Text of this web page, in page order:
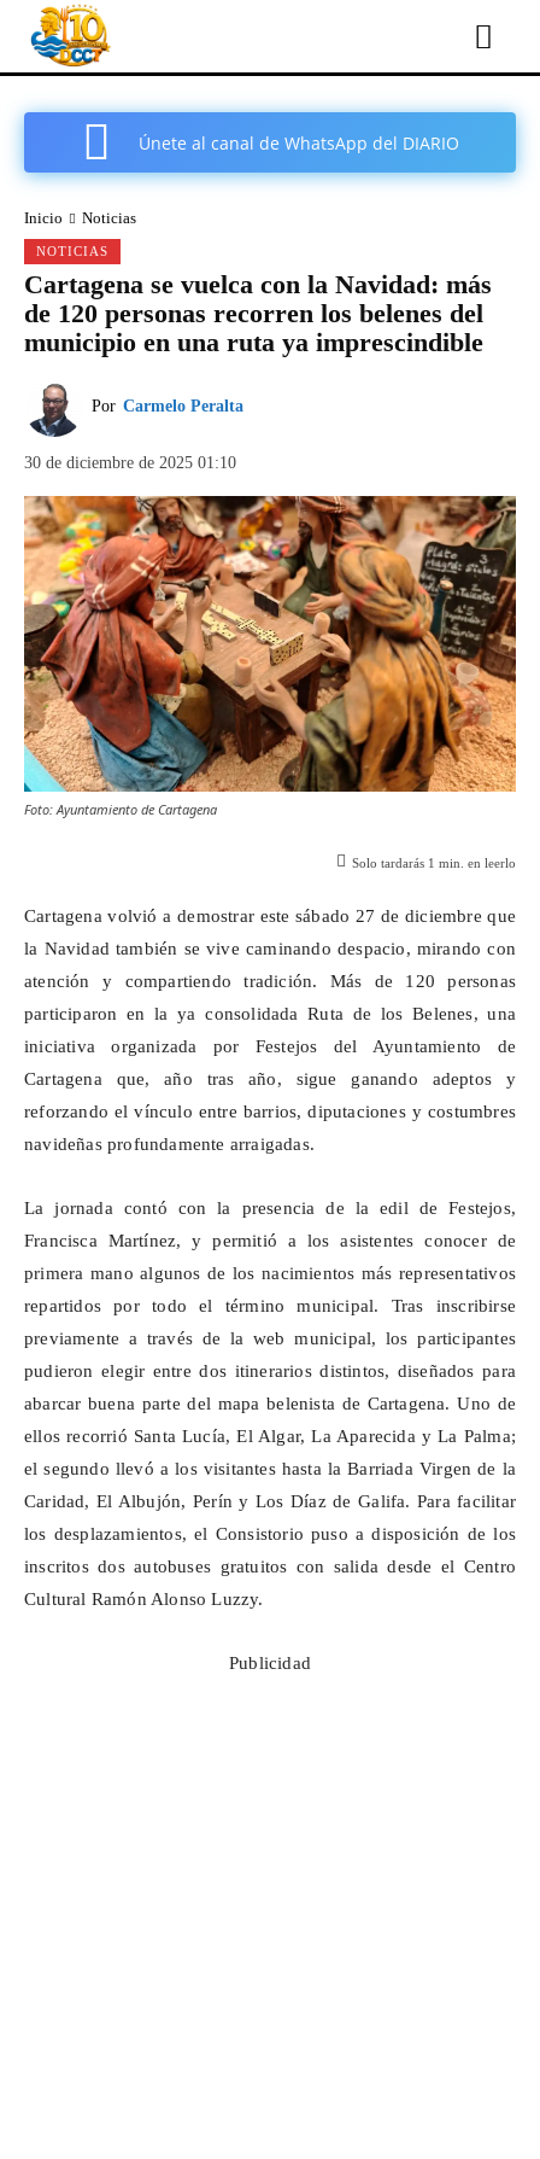
Únete al canal de WhatsApp del DIARIO
Inicio Noticias
NOTICIAS
Cartagena se vuelca con la Navidad: más
de 120 personas recorren los belenes del
municipio en una ruta ya imprescindible
Por Carmelo Peralta
30 de diciembre de 2025 01:10
Foto: Ayuntamiento de Cartagena
Solo tardarás 1 min. en leerlo
Cartagena volvió a demostrar este sábado 27 de diciembre que
la Navidad también se vive caminando despacio, mirando con
atención y compartiendo tradición. Más de 120 personas
participaron en la ya consolidada Ruta de los Belenes, una
iniciativa organizada por Festejos del Ayuntamiento de
Cartagena que, año tras año, sigue ganando adeptos y
reforzando el vínculo entre barrios, diputaciones y costumbres
navideñas profundamente arraigadas.
La jornada contó con la presencia de la edil de Festejos,
Francisca Martínez, y permitió a los asistentes conocer de
primera mano algunos de los nacimientos más representativos
repartidos por todo el término municipal. Tras inscribirse
previamente a través de la web municipal, los participantes
pudieron elegir entre dos itinerarios distintos, diseñados para
abarcar buena parte del mapa belenista de Cartagena. Uno de
ellos recorrió Santa Lucía, El Algar, La Aparecida y La Palma;
el segundo llevó a los visitantes hasta la Barriada Virgen de la
Caridad, El Albujón, Perín y Los Díaz deGalifa. Para facilitar
los desplazamientos, el Consistorio puso a disposición de los
inscritos dos autobuses gratuitos con salida desde el Centro
Cultural Ramón AlonsoLuzzy.
Publicidad